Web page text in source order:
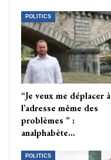
POLITICS
“Je veux me déplacer à
l’adresse même des
problèmes ” :
analphabète…
POLITICS